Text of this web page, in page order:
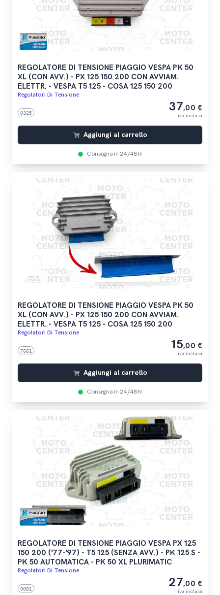
REGOLATORE DI TENSIONE PIAGGIO VESPA PK 50
XL (CON AVV.) - PX 125 150 200 CON AVVIAM.
ELETTR. - VESPA T5 125 - COSA 125 150 200
Regolatori Di Tensione
0325 37,00 €
iva inclusa
Aggiungi al carrello
Consegna in 24/48h!
REGOLATORE DI TENSIONE PIAGGIO VESPA PK 50
XL (CON AVV.) - PX 125 150 200 CON AVVIAM.
ELETTR. - VESPA T5 125 - COSA 125 150 200
Regolatori Di Tensione
7661 15,00 €
iva inclusa
Aggiungi al carrello
Consegna in 24/48h!
REGOLATORE DI TENSIONE PIAGGIO VESPA PX 125
150 200 ('77-'97) - T5 125 (SENZA AVV.) - PK 125 S -
PK 50 AUTOMATICA - PK 50 XL PLURIMATIC
Regolatori Di Tensione
0081 27,00 €
iva inclusa